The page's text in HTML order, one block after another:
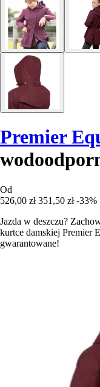
Premier
Od
526,00 zł 351,50 zł -33%
Jazda w deszczu?
kurtce damskiej Premier
gwarantowane!